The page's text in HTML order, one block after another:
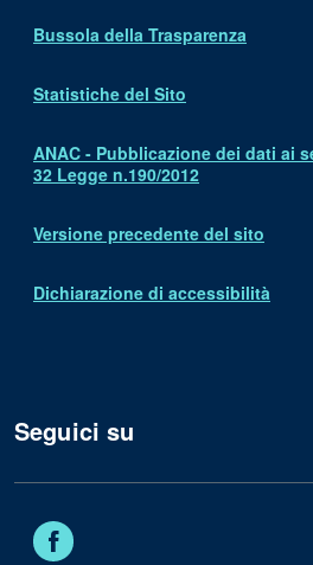
Bussola della Trasparenza
Statistiche del Sito
ANAC - Pubblicazione dei dati ai
32 Legge n.190/2012
Versione precedente del sito
Dichiarazione di accessibilità
Seguici su